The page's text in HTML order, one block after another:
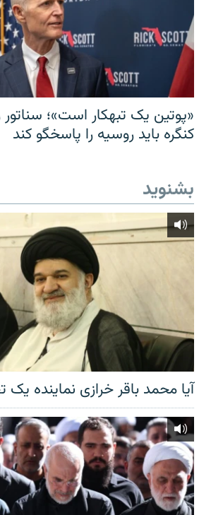
«پوتین یک تبهکار است»؛
کنگره باید روسیه را پاسخگو کند
بشنوید
آیا محمد باقر خرازی نماینده